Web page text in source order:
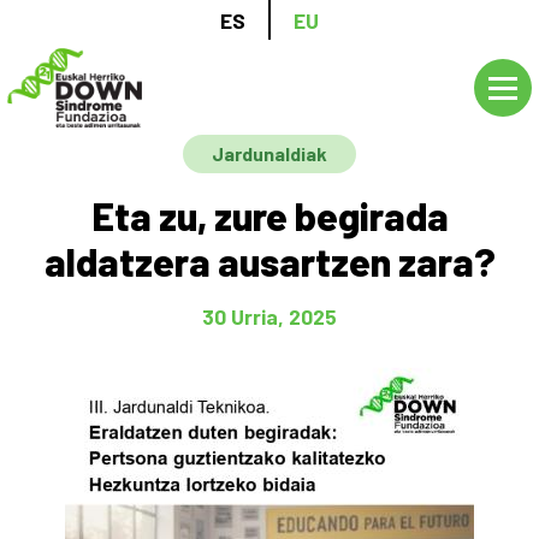
main
content
ES EU
Jardunaldiak
Eta zu, zure begirada
aldatzera ausartzen zara?
30 Urria, 2025